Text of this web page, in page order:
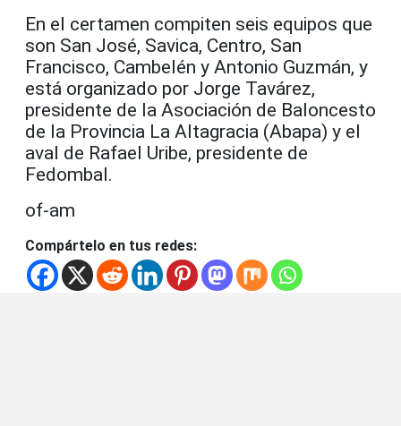
En el certamen compiten seis equipos que
son San José, Savica, Centro, San
Francisco, Cambelén y Antonio Guzmán, y
está organizado por Jorge Tavárez,
presidente de la Asociación de Baloncesto
de la Provincia La Altagracia (Abapa) y el
aval de Rafael Uribe, presidente de
Fedombal.
of-am
Compártelo en tus redes: